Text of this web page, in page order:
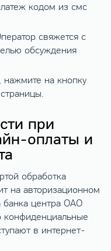
кодом из смс
свяжется с
обсуждения
нажмите на кнопку
при
оплаты и
обработка
на авторизационном
банка центра ОАО
конфиденциальные
в интернет-